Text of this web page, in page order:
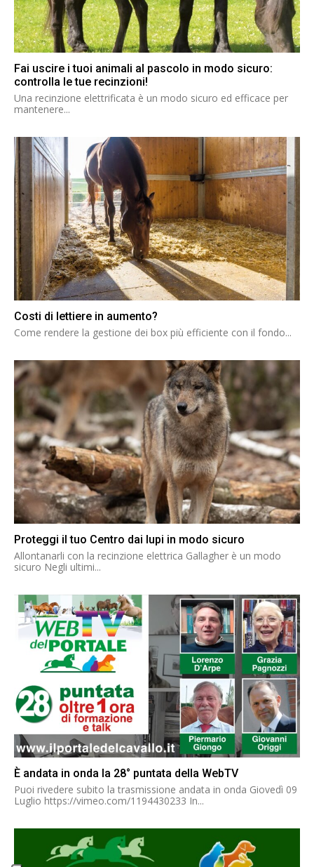
Fai uscire i tuoi animali al pascolo in modo sicuro:
controlla le tue recinzioni!
Una recinzione elettrificata è un modo sicuro ed efficace per
mantenere...
Costi di lettiere in aumento?
Come rendere la gestione dei box più efficiente con il fondo...
Proteggi il tuo Centro dai lupi in modo sicuro
Allontanarli con la recinzione elettrica Gallagher è un modo
sicuro Negli ultimi...
È andata in onda la 28° puntata della WebTV
Puoi rivedere subito la trasmissione andata in onda Giovedì 09
Luglio https://vimeo.com/1194430233 In...